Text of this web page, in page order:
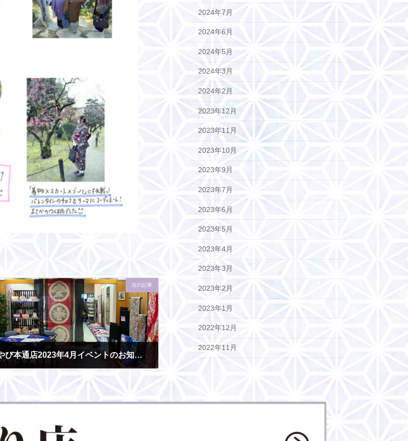
次の記事
みやび本通店2023年4月イベントのお知らせ
2023-03-28
2024年7月
2024年6月
2024年5月
2024年3月
2024年2月
2023年12月
2023年11月
2023年10月
2023年9月
2023年7月
2023年6月
2023年5月
2023年4月
2023年3月
2023年2月
2023年1月
2022年12月
2022年11月